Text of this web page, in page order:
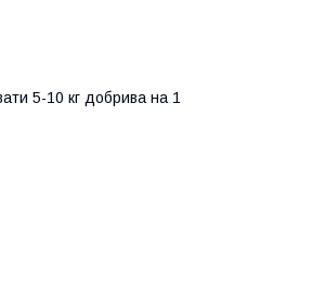
5-10 кг добрива на 1